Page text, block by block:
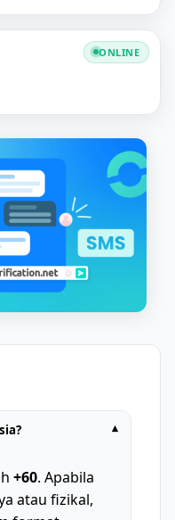
ONLINE
▾
+60. Apabila
atau fizikal,